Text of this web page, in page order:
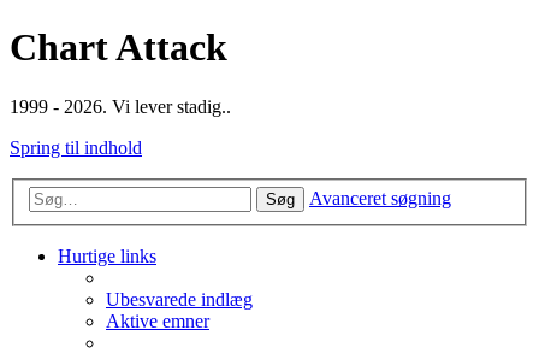
Chart Attack
1999 - 2026. Vi lever stadig..
Spring til indhold
Søg Avanceret søgning
Hurtige links
Ubesvarede indlæg
Aktive emner